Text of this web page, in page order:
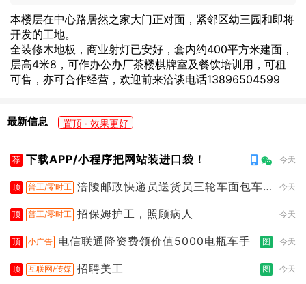
本楼层在中心路居然之家大门正对面，紧邻区幼三园和即将
开发的工地。
全装修木地板，商业射灯已安好，套内约400平方米建面，
层高4米8，可作办公办厂茶楼棋牌室及餐饮培训用，可租
可售，亦可合作经营，欢迎前来洽谈电话13896504599
最新信息 置顶 · 效果更好
荐 下载APP/小程序把网站装进口袋！ 今天
顶 普工/零时工 涪陵邮政快递员送货员三轮车面包车
今天
顶 普工/零时工 招保姆护工，照顾病人 今天
顶 小广告 电信联通降资费领价值5000电瓶车手 图 今天
顶 互联网/传媒 招聘美工 图 今天